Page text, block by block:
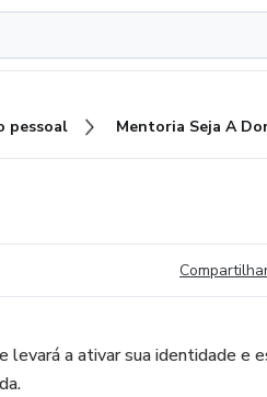
pessoal Mentoria Seja A
a ativar sua identidade e